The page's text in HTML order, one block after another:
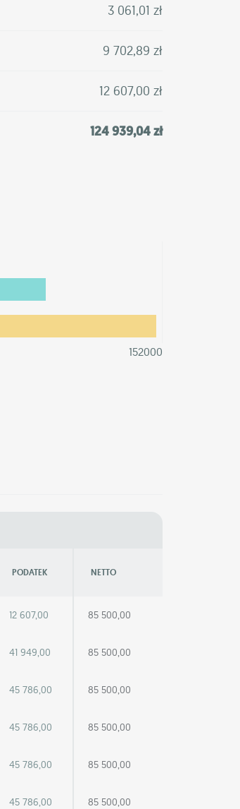
3 061,01 zł
9 702,89 zł
12 607,00 zł
124 939,04 zł
152000
PODATEK NETTO
12 607,00 85 500,00
41 949,00 85 500,00
45 786,00 85 500,00
45 786,00 85 500,00
45 786,00 85 500,00
45 786,00 85 500,00